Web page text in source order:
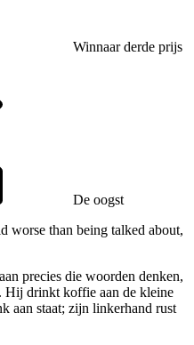
Winnaar derde prijs
De oogst
worse than being talked about,
precies die woorden denken,
Hij drinkt koffie aan de kleine
aan staat; zijn linkerhand rust